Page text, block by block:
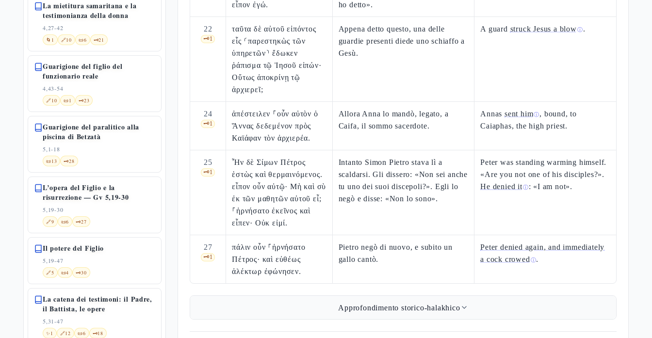
La mietitura samaritana e la
testimonianza della donna
4,27-42
🌀 1 🔗10 📜6 🗝️21
Guarigione del figlio del
funzionario reale
4,43-54
🔗10 📜1 🗝️23
Guarigione del paralitico alla
piscina di Betzatà
5,1-18
📜13 🗝️28
L’opera del Figlio e la
risurrezione — Gv 5,19-30
5,19-30
🔗9 📜6 🗝️27
Il potere del Figlio
5,19-47
🔗5 📜4 🗝️30
La catena dei testimoni: il Padre,
il Battista, le opere
5,31-47
✨1 🔗12 📜6 🗝️18
εἶπον ἐγώ.
ho detto».
22
🗝️1
ταῦτα δὲ αὐτοῦ εἰπόντος
εἷς ⸂παρεστηκὼς τῶν
ὑπηρετῶν⸃ ἔδωκεν
ῥάπισμα τῷ Ἰησοῦ εἰπών·
Οὕτως ἀποκρίνῃ τῷ
ἀρχιερεῖ;
Appena detto questo, una delle
guardie presenti diede uno schiaffo a
Gesù.
A guard struck Jesus a blowⓘ.
24
🗝️1
ἀπέστειλεν ⸀οὖν αὐτὸν ὁ
Ἅννας δεδεμένον πρὸς
Καϊάφαν τὸν ἀρχιερέα.
Allora Anna lo mandò, legato, a
Caifa, il sommo sacerdote.
Annassent himⓘ, bound, to
Caiaphas, the high priest.
25
🗝️1
Ἦν δὲ Σίμων Πέτρος
ἑστὼς καὶ θερμαινόμενος.
εἶπον οὖν αὐτῷ· Μὴ καὶ σὺ
ἐκ τῶν μαθητῶν αὐτοῦ εἶ;
⸀ἠρνήσατο ἐκεῖνος καὶ
εἶπεν· Οὐκ εἰμί.
Intanto Simon Pietro stava lì a
scaldarsi. Gli dissero: «Non sei anche
tu uno dei suoi discepoli?». Egli lo
negò e disse: «Non lo sono».
Peter was standing warming himself.
«Are you not one of his disciples?».
He denied itⓘ: «I am not».
27
🗝️1
πάλιν οὖν ⸀ἠρνήσατο
Πέτρος· καὶ εὐθέως
ἀλέκτωρ ἐφώνησεν.
Pietro negò di nuovo, e subito un
gallo cantò.
Peter denied again, and immediately
a cock crowed ⓘ.
Approfondimento storico-halakhico